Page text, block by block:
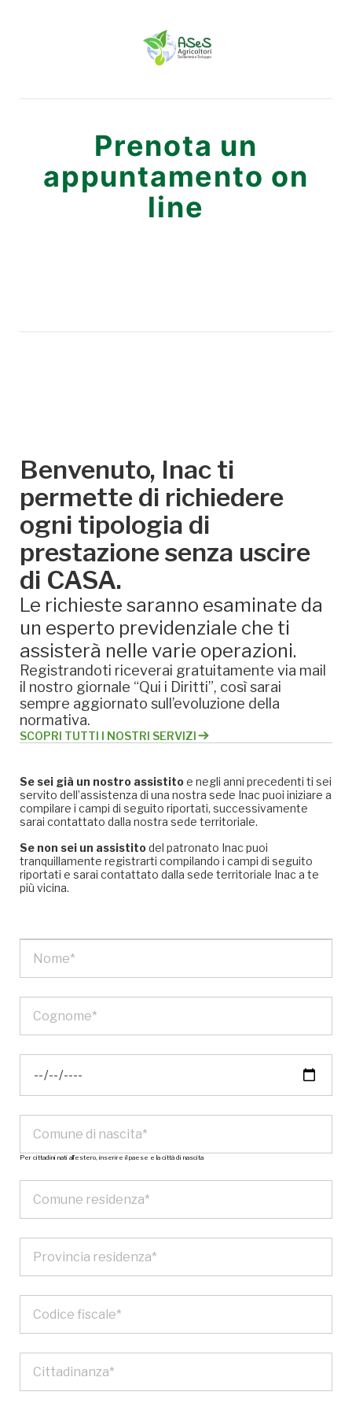
Prenota un
appuntamento on
line
Benvenuto, Inac ti
permette di richiedere
ogni tipologia di
prestazione senza uscire
di CASA.
Le richieste saranno esaminate da
un esperto previdenziale che ti
assisterà nelle varie operazioni.
Registrandoti riceverai gratuitamente via mail
il nostro giornale “Qui i Diritti”, così sarai
sempre aggiornato sull’evoluzione della
normativa.
SCOPRI TUTTI I NOSTRI SERVIZI
Se sei già un nostro assistitoe negli anni precedenti ti sei
servito dell’assistenza di una nostra sede Inac puoi iniziare a
compilare i campi di seguito riportati, successivamente
sarai contattato dalla nostra sede territoriale.
Se non sei un assistitodel patronato Inac puoi
tranquillamente registrarti compilando i campi di seguito
riportati e sarai contattato dalla sede territoriale Inac a te
più vicina.
Per cittadini nati all’estero, inserire il paese e la città di nascita